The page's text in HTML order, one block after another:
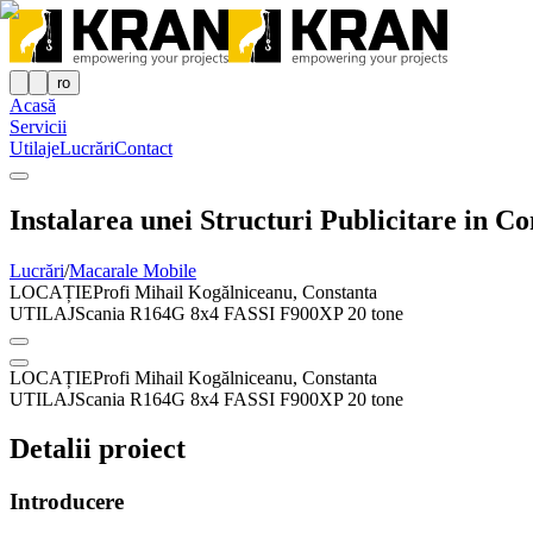
ro
Acasă
Servicii
UtilajeLucrăriContact
Instalarea unei Structuri Publicitare in
Lucrări/Macarale Mobile
LOCAȚIEProfi Mihail Kogălniceanu, Constanta
UTILAJScania R164G 8x4 FASSI F900XP 20 tone
LOCAȚIEProfi Mihail Kogălniceanu, Constanta
UTILAJScania R164G 8x4 FASSI F900XP 20 tone
Detalii proiect
Introducere